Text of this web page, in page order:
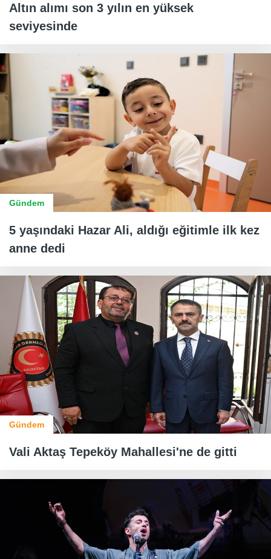
Altın alımı son 3 yılın en yüksek
seviyesinde
Gündem
5 yaşındaki Hazar Ali, aldığı eğitimle ilk kez
anne dedi
Gündem
Vali Aktaş Tepeköy Mahallesi'ne de gitti